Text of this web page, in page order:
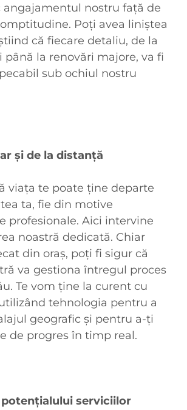
angajamentul nostru față de
Poți avea liniștea
că fiecare detaliu, de la
până la renovări majore, va fi
sub ochiul nostru
și de la distanță
viața te poate ține departe
ta, fie din motive
profesionale. Aici intervine
noastră dedicată. Chiar
din oraș, poți fi sigur că
va gestiona întregul proces
Te vom ține la curent cu
tehnologia pentru a
geografic și pentru a-ți
de progres în timp real.
potențialului serviciilor